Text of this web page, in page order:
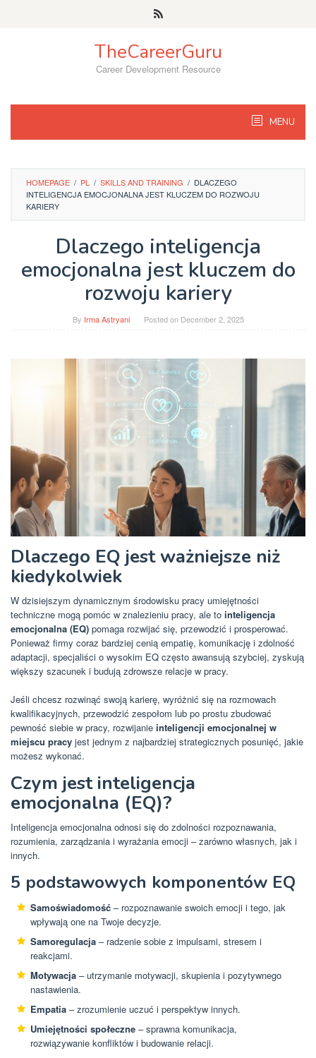
TheCareerGuru
Career Development Resource
MENU
HOMEPAGE / PL / SKILLS AND TRAINING / DLACZEGO
INTELIGENCJA EMOCJONALNA JEST KLUCZEM DO ROZWOJU
KARIERY
Dlaczego inteligencja
emocjonalna jest kluczem do
rozwoju kariery
By Irma Astryani Posted on December 2, 2025
Dlaczego EQ jest ważniejsze niż
kiedykolwiek
W dzisiejszym dynamicznym środowisku pracy umiejętności
techniczne mogą pomóc w znalezieniu pracy, ale to inteligencja
emocjonalna (EQ) pomaga rozwijać się, przewodzić i prosperować.
Ponieważ firmy coraz bardziej cenią empatię, komunikację i zdolność
adaptacji, specjaliści o wysokim EQ często awansują szybciej, zyskują
większy szacunek i budują zdrowsze relacje w pracy.
Jeśli chcesz rozwinąć swoją karierę, wyróżnić się na rozmowach
kwalifikacyjnych, przewodzić zespołom lub po prostu zbudować
pewność siebie w pracy, rozwijanie inteligencji emocjonalnej w
miejscu pracy jest jednym z najbardziej strategicznych posunięć, jakie
możesz wykonać.
Czym jest inteligencja
emocjonalna (EQ)?
Inteligencja emocjonalna odnosi się do zdolności rozpoznawania,
rozumienia, zarządzania i wyrażania emocji – zarówno własnych, jak i
innych.
5 podstawowych komponentów EQ
Samoświadomość – rozpoznawanie swoich emocji i tego, jak
wpływają one na Twoje decyzje.
Samoregulacja – radzenie sobie z impulsami, stresem i
reakcjami.
Motywacja – utrzymanie motywacji, skupienia i pozytywnego
nastawienia.
Empatia – zrozumienie uczuć i perspektyw innych.
Umiejętności społeczne – sprawna komunikacja,
rozwiązywanie konfliktów i budowanie relacji.